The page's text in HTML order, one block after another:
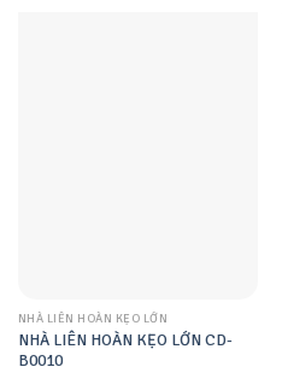
NHÀ LIÊN HOÀN KẸO LỚN
NHÀ LIÊN HOÀN KẸO LỚN CD-
B0010